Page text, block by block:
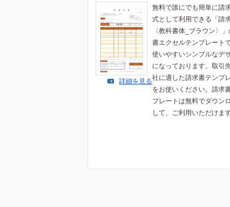
無料で誰にでも簡単に請
式として利用できる「請
〈教科書体_ブラウン〉
書エクセルテンプレートで
使いやすいシンプルなデ
になっております。取引
社に適した請求書テンプ
をお使いください。請求
プレートは無料でダウン
して、ご利用いただけます
詳細を見る